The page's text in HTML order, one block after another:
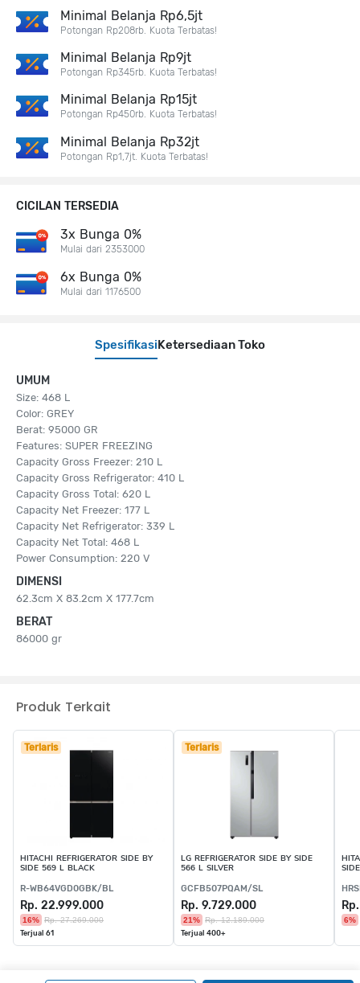
SpesifikasiKetersediaan Toko
UMUM
Size: 468 L
Color: GREY
Berat: 95000 GR
Features: SUPER FREEZING
Capacity Gross Freezer: 210 L
Capacity Gross Refrigerator: 410 L
Capacity Gross Total: 620 L
Capacity Net Freezer: 177 L
Capacity Net Refrigerator: 339 L
Capacity Net Total: 468 L
Power Consumption: 220 V
DIMENSI
62.3cm X 83.2cm X 177.7cm
BERAT
86000 gr
Minimal Belanja Rp6,5jt
Potongan Rp208rb. Kuota Terbatas!
Minimal Belanja Rp9jt
Potongan Rp345rb. Kuota Terbatas!
Minimal Belanja Rp15jt
Potongan Rp450rb. Kuota Terbatas!
Minimal Belanja Rp32jt
Potongan Rp1,7jt. Kuota Terbatas!
CICILAN TERSEDIA
3x Bunga 0%
Mulai dari 2353000
6x Bunga 0%
Mulai dari 1176500
Produk Terkait
Terlaris
HITACHI REFRIGERATOR SIDE BY
SIDE 569 L BLACK
R-WB64VGD0GBK/BL
Rp. 22.999.000
16% Rp. 27.269.000
Terjual 61
Terlaris
LG REFRIGERATOR SIDE BY SIDE
566 L SILVER
GCFB507PQAM/SL
Rp. 9.729.000
21% Rp. 12.189.000
Terjual 400+
6%